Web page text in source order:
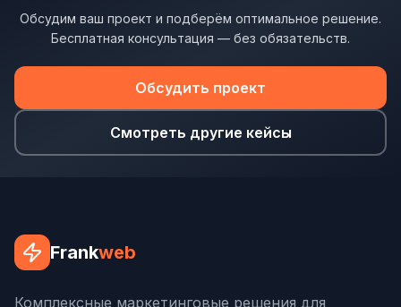
A/B тестирование
Персонализация
КОПИРАЙТИНГ
Контент для соцсетей
Статьи и блоги
Обсудим ваш проект и подберём оптимальное решение.
Бесплатная консультация — без обязательств.
Обсудить проект
Смотреть другие кейсы
Frankweb
Комплексные маркетинговые решения для